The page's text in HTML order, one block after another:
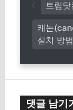
캐논
설치 방
트립
댓글 남기